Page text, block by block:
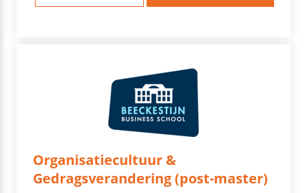
Organisatiecultuur &
Gedragsverandering (post-master)